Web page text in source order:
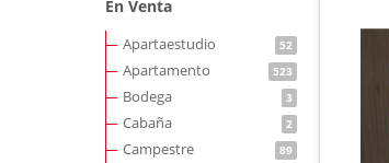
En Venta
Apartaestudio 52
Apartamento 523
Bodega 3
Cabaña 2
Campestre 89